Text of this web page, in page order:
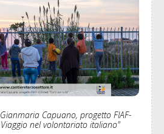
Capuano, progetto FIAF-
nel volontariato italiano"